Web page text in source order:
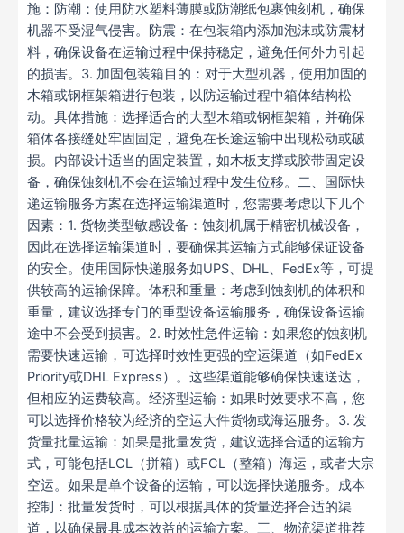
施：防潮：使用防水塑料薄膜或防潮纸包裹蚀刻机，确保
机器不受湿气侵害。防震：在包装箱内添加泡沫或防震材
料，确保设备在运输过程中保持稳定，避免任何外力引起
的损害。3. 加固包装箱目的：对于大型机器，使用加固的
木箱或钢框架箱进行包装，以防运输过程中箱体结构松
动。具体措施：选择适合的大型木箱或钢框架箱，并确保
箱体各接缝处牢固固定，避免在长途运输中出现松动或破
损。内部设计适当的固定装置，如木板支撑或胶带固定设
备，确保蚀刻机不会在运输过程中发生位移。二、国际快
递运输服务方案在选择运输渠道时，您需要考虑以下几个
因素：1. 货物类型敏感设备：蚀刻机属于精密机械设备，
因此在选择运输渠道时，要确保其运输方式能够保证设备
的安全。使用国际快递服务如UPS、DHL、FedEx等，可提
供较高的运输保障。体积和重量：考虑到蚀刻机的体积和
重量，建议选择专门的重型设备运输服务，确保设备运输
途中不会受到损害。2. 时效性急件运输：如果您的蚀刻机
需要快速运输，可选择时效性更强的空运渠道（如FedEx
Priority或DHL Express）。这些渠道能够确保快速送达，
但相应的运费较高。经济型运输：如果时效要求不高，您
可以选择价格较为经济的空运大件货物或海运服务。3. 发
货量批量运输：如果是批量发货，建议选择合适的运输方
式，可能包括LCL（拼箱）或FCL（整箱）海运，或者大宗
空运。如果是单个设备的运输，可以选择快递服务。成本
控制：批量发货时，可以根据具体的货量选择合适的渠
道，以确保最具成本效益的运输方案。三、物流渠道推荐